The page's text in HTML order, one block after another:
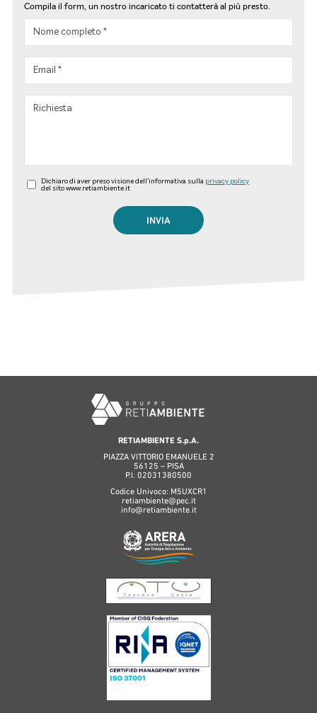
Compila il form, un nostro incaricato ti contatterà al più presto.
Dichiaro di aver preso visione dell'informativa sulla privacy policy
del sito www.retiambiente.it
RETIAMBIENTE S.p.A.
PIAZZA VITTORIO EMANUELE 2
56125 – PISA
P.I. 02031380500
Codice Univoco: M5UXCR1
retiambiente@pec.it
info@retiambiente.it